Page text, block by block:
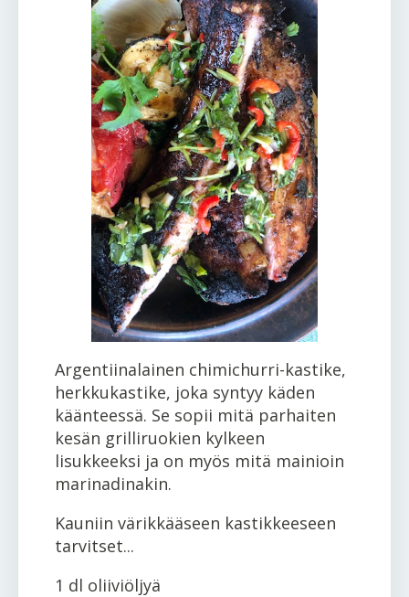
Argentiinalainen chimichurri-kastike,
herkkukastike, joka syntyy käden
käänteessä. Se sopii mitä parhaiten
kesän grilliruokien kylkeen
lisukkeeksi ja on myös mitä mainioin
marinadinakin.
Kauniin värikkääseen kastikkeeseen
tarvitset...
1 dl oliiviöljyä